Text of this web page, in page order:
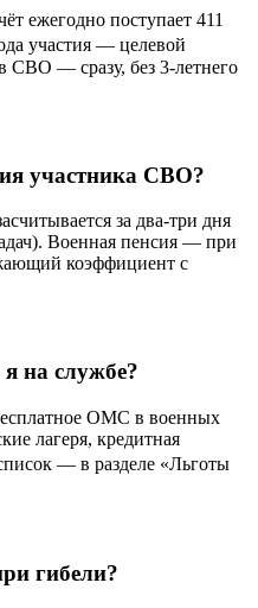
ежегодно поступает 411
участия — целевой
СВО — сразу, без 3-летнего
участника СВО?
за два-три дня
Военная пенсия — при
коэффициент с
на службе?
ОМС в военных
лагеря, кредитная
— в разделе «Льготы
гибели?